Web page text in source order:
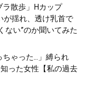
散歩」Hカップ
が揺れ、透け乳首で
ない”のか聞いてみた
ゃった...」縛られ
った女性【私の過去